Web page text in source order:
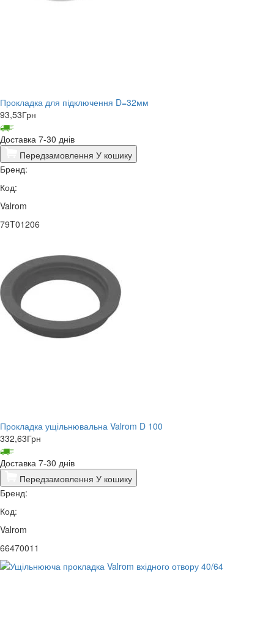
Прокладка для підключення D=32мм
93,53Грн
Доставка 7-30 днів
Передзамовлення У кошику
Бренд:
Код:
Valrom
79T01206
Прокладка ущільнювальна Valrom D 100
332,63Грн
Доставка 7-30 днів
Передзамовлення У кошику
Бренд:
Код:
Valrom
66470011